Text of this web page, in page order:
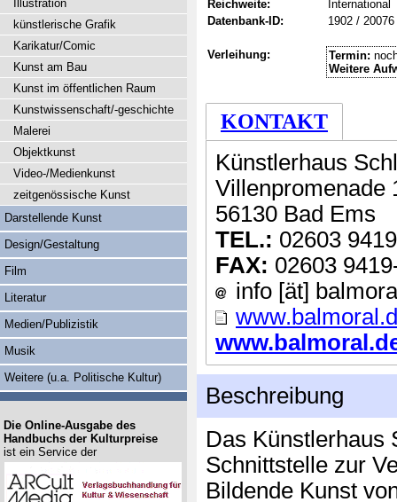
Reichweite:
International
Datenbank-ID:
1902 / 20076
Verleihung: Termin:
Weitere
KONTAKT
Künstlerhaus
Villenpromenade
56130 Bad Ems
TEL.: 02603
FAX: 02603
info [ät]
Beschreibung
Das Künstlerhaus
Schnittstelle zur
Bildende Kunst
Illustration
künstlerische Grafik
Karikatur/Comic
Kunst am Bau
Kunst im öffentlichen Raum
Kunstwissenschaft/-geschichte
Malerei
Objektkunst
Video-/Medienkunst
zeitgenössische Kunst
Darstellende Kunst
Design/Gestaltung
Film
Literatur
Medien/Publizistik
Musik
Weitere (u.a. Politische Kultur)
Die Online-Ausgabe des
Handbuchs der Kulturpreise
ist ein Service der